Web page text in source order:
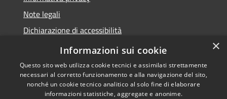
Note legali
Dichiarazione di accessibilità
Piano di miglioramento del sito
Copyright © 2026 • Comune di
×
Informazioni sui cookie
Questo sito web utilizza cookie tecnici e assimilati strettamente
necessari al corretto funzionamento e alla navigazione del sito,
nonché un cookie tecnico analitico al solo fine di elaborare
informazioni statistiche, aggregate e anonime.